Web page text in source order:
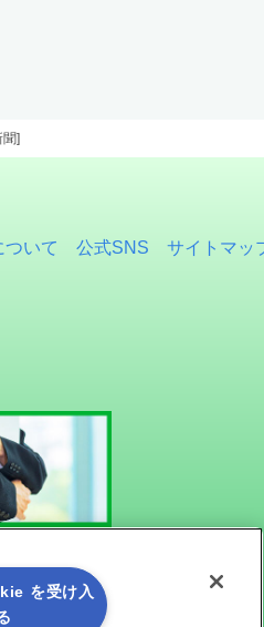
]
ついて 公式SNS サイトマッ
を受け入